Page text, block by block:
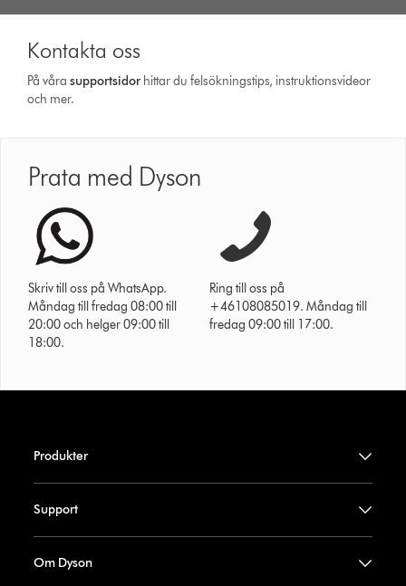
Kontakta oss
På vårasupport­sidor hittar du felsökningstips, instruktionsvideor
och mer.
Prata med Dyson
Skriv till oss på WhatsApp.
Måndag till fredag 08:00 till
20:00 och helger 09:00 till
18:00.
Ring till oss på
+46108085019. Måndag till
fredag 09:00 till 17:00.
Produkter
Support
Om Dyson